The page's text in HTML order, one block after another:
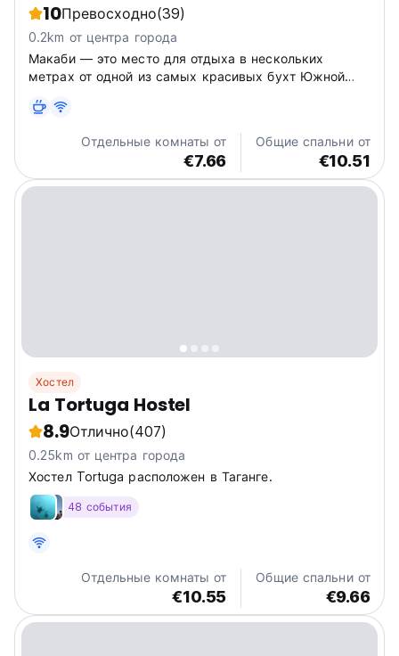
10Превосходно(39)
0.2km от центра города
Макаби — это место для отдыха в нескольких
метрах от одной из самых красивых бухт Южной
лаундж, терраса и бесплатный Wi-Fi на всей
Отдельные комнаты от
€7.66
Общие спальни от
€10.51
Хостел
La Tortuga Hostel
8.9Отлично(407)
0.25km от центра города
Хостел Tortuga расположен в Таганге.
48 события
Отдельные комнаты от
€10.55
Общие спальни от
€9.66